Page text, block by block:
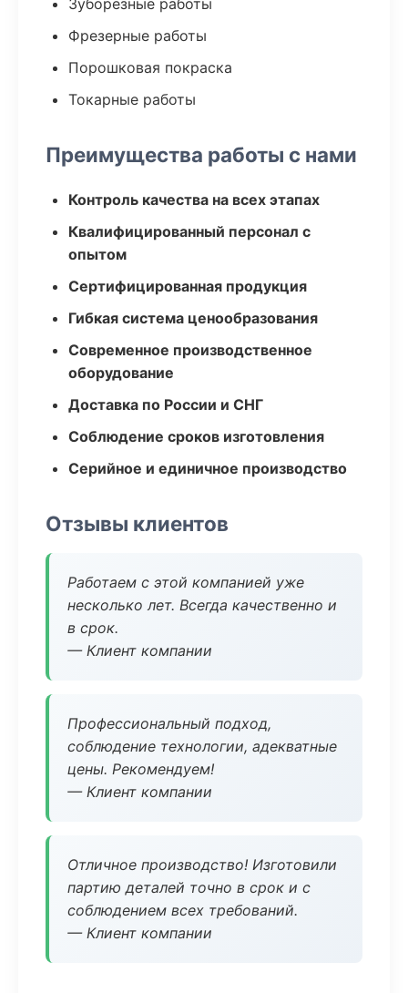
Зуборезные работы
Фрезерные работы
Порошковая покраска
Токарные работы
Преимущества работы с нами
Контроль качества на всех этапах
Квалифицированный персонал с
опытом
Сертифицированная продукция
Гибкая система ценообразования
Современное производственное
оборудование
Доставка по России и СНГ
Соблюдение сроков изготовления
Серийное и единичное производство
Отзывы клиентов
Работаем с этой компанией уже
несколько лет. Всегда качественно и
в срок.
— Клиент компании
Профессиональный подход,
соблюдение технологии, адекватные
цены. Рекомендуем!
— Клиент компании
Отличное производство! Изготовили
партию деталей точно в срок и с
соблюдением всех требований.
— Клиент компании